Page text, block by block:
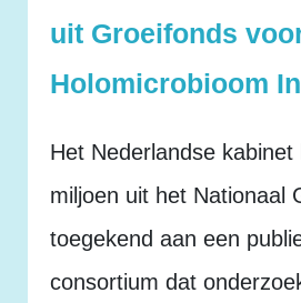
uit Groeifonds
Holomicrobioom
Het Nederlandse
miljoen uit het Nationaal
toegekend aan een
consortium dat